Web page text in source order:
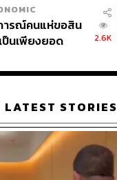
ารณ์คนแห่ขอสิน
ป็นเพียงยอด
ว้
2.6K
LATEST STORIES